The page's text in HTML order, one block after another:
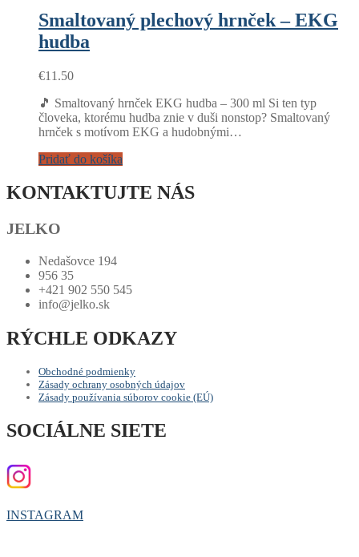
Smaltovaný plechový hrnček – EKG
hudba
€11.50
🎵 Smaltovaný hrnček EKG hudba – 300 ml Si ten typ
človeka, ktorému hudba znie v duši nonstop? Smaltovaný
hrnček s motívom EKG a hudobnými…
Pridať do košíka
KONTAKTUJTE NÁS
JELKO
Nedašovce 194
956 35
+421 902 550 545
info@jelko.sk
RÝCHLE ODKAZY
Obchodné podmienky
Zásady ochrany osobných údajov
Zásady používania súborov cookie (EÚ)
SOCIÁLNE SIETE
INSTAGRAM